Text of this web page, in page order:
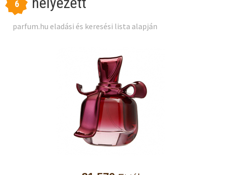
6
parfum.hu eladási és keresési lista alapján